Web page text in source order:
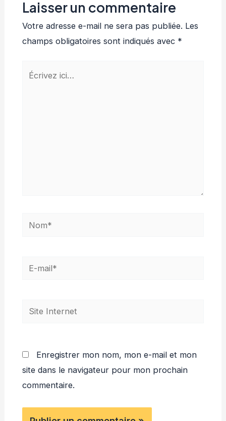
Laisser un commentaire
Votre adresse e-mail ne sera pas publiée. Les
champs obligatoires sont indiqués avec *
Écrivez
Nom*
E-
Site
Enregistrer mon nom, mon e-mail et mon
site dans le navigateur pour mon prochain
commentaire.